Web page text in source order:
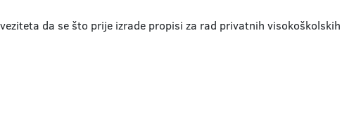
da se što prije izrade propisi za rad privatnih